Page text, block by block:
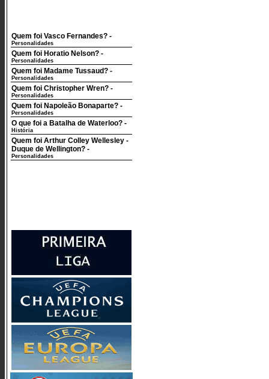
Quem foi Vasco Fernandes? -
Personalidades
Quem foi Horatio Nelson? -
Personalidades
Quem foi Madame Tussaud? -
Personalidades
Quem foi Christopher Wren? -
Personalidades
Quem foi Napoleão Bonaparte? -
Personalidades
O que foi a Batalha de Waterloo? -
História
Quem foi Arthur Colley Wellesley -
Duque de Wellington? -
Personalidades